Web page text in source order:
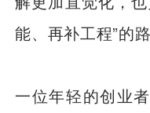
能、再补工程”的路
一位年轻的创业